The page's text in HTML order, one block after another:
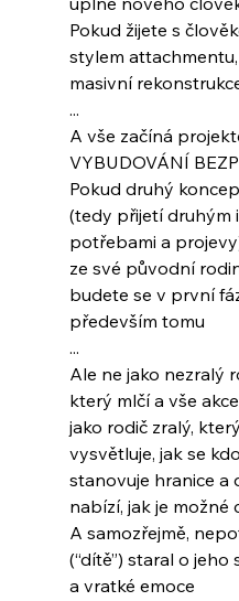
Pokud žijete s
stylem
masivní
...
A vše začíná
VYBUDOVÁNÍ
Pokud druhý
(tedy přijetí druhým
potřebami a
ze své původní
budete se v první
především tomu
...
Ale ne jako nezralý
který mlčí a vše
jako rodič zralý,
vysvětluje, jak se
stanovuje hranice a
nabízí, jak je možné
A samozřejmě,
(“dítě”) staral o jeho
a vratké emoce